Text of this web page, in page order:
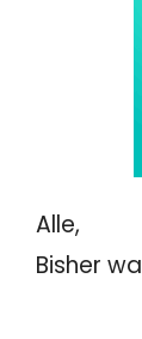
Alle,
Bisher